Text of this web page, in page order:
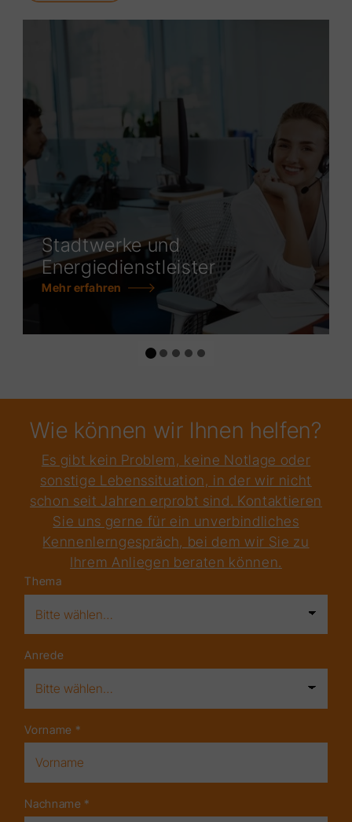
Stadtwerke und
Energiedienstleister
Mehr erfahren
Wie können wir Ihnen helfen?
Es gibt kein Problem, keine Notlage oder
sonstige Lebenssituation, in der wir nicht
schon seit Jahren erprobt sind. Kontaktieren
Sie uns gerne für ein unverbindliches
Kennenlerngespräch, bei dem wir Sie zu
Ihrem Anliegen beraten können.
Thema
Anrede
Vorname *
Nachname *